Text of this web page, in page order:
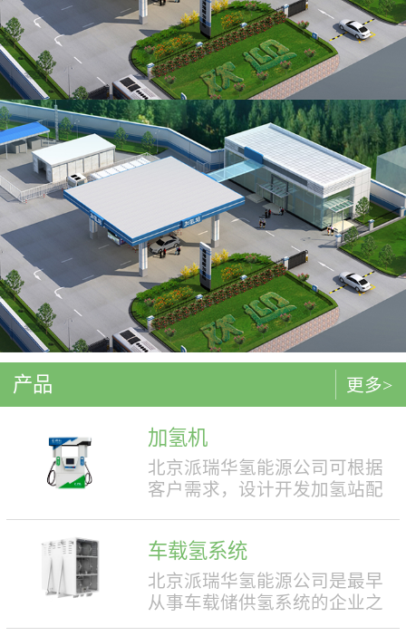
产品
加氢机
北京派瑞华氢能源公司可根据
客户需求，设计开发加氢站配
结构设计合理，便于操作，外
形美观，安全性强。具有双面
液晶显示屏，能支持IC卡、移
车载氢系统
北京派瑞华氢能源公司是最早
从事车载储供氢系统的企业之
一，拥有丰富的车载储供氢系
更多>